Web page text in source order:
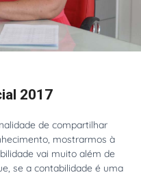
G
A
2017
de compartilhar
mostrarmos à
vai muito além de
se a contabilidade é uma